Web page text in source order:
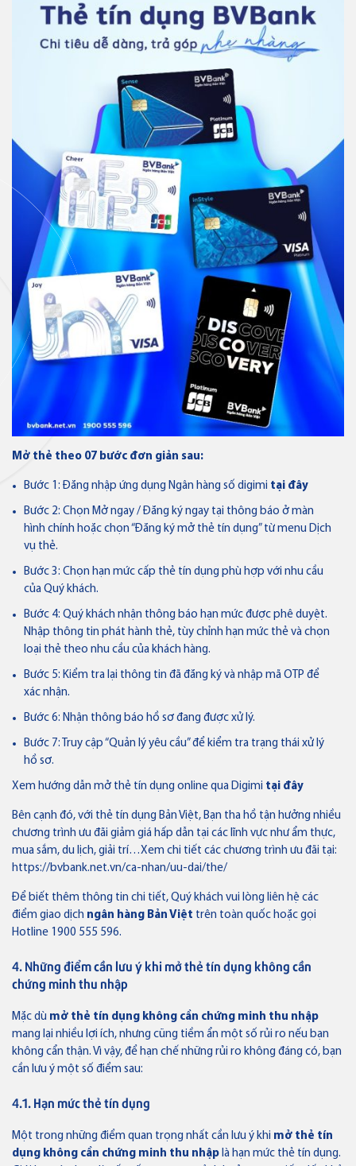
Mở thẻ theo 07 bước đơn giản sau:
Bước 1: Đăng nhập ứng dụng Ngân hàng số digimi tại đây
Bước 2: Chọn Mở ngay / Đăng ký ngay tại thông báo ở màn
hình chính hoặc chọn “Đăng ký mở thẻ tín dụng” từ menu Dịch
vụ thẻ.
Bước 3: Chọn hạn mức cấp thẻ tín dụng phù hợp với nhu cầu
của Quý khách.
Bước 4: Quý khách nhận thông báo hạn mức được phê duyệt.
Nhập thông tin phát hành thẻ, tùy chỉnh hạn mức thẻ và chọn
loại thẻ theo nhu cầu của khách hàng.
Bước 5: Kiểm tra lại thông tin đã đăng ký và nhập mã OTP để
xác nhận.
Bước 6: Nhận thông báo hồ sơ đang được xử lý.
Bước 7: Truy cập “Quản lý yêu cầu” để kiểm tra trạng thái xử lý
hồ sơ.
Xem hướng dẫn mở thẻ tín dụng online qua Digimi tại đây
Bên cạnh đó, với thẻ tín dụng Bản Việt, Bạn tha hồ tận hưởng nhiều
chương trình ưu đãi giảm giá hấp dẫn tại các lĩnh vực như ẩm thực,
mua sắm, du lịch, giải trí…Xem chi tiết các chương trình ưu đãi tại:
https://bvbank.net.vn/ca-nhan/uu-dai/the/
Để biết thêm thông tin chi tiết, Quý khách vui lòng liên hệ các
điểm giao dịch ngân hàng Bản Việt trên toàn quốc hoặc gọi
Hotline 1900 555 596.
4. Những điểm cần lưu ý khi mở thẻ tín dụng không cần
chứng minh thu nhập
Mặc dù mở thẻ tín dụng không cần chứng minh thu nhập
mang lại nhiều lợi ích, nhưng cũng tiềm ẩn một số rủi ro nếu bạn
không cẩn thận. Vì vậy, để hạn chế những rủi ro không đáng có, bạn
cần lưu ý một số điểm sau:
4.1. Hạn mức thẻ tín dụng
Một trong những điểm quan trọng nhất cần lưu ý khi mở thẻ tín
dụng không cần chứng minh thu nhập là hạn mức thẻ tín dụng.
Thẻ tín dụng
Thẻ tín dụng BVBank JCB Cheer
Thẻ tín dụng
Thẻ tín dụng BVBank JCB Sense
Thẻ tín dụng
Thẻ tín dụng BVBank JCB
Discovery
Thẻ tín dụng
Thẻ tín dụng BVBank JCB 7-
Eleven
Thẻ tín dụng BVBank JCB Link
Thẻ tín dụng BVBank JCB Ms.
Thẻ NAPAS
Thẻ tín dụng BVBank NAPAS